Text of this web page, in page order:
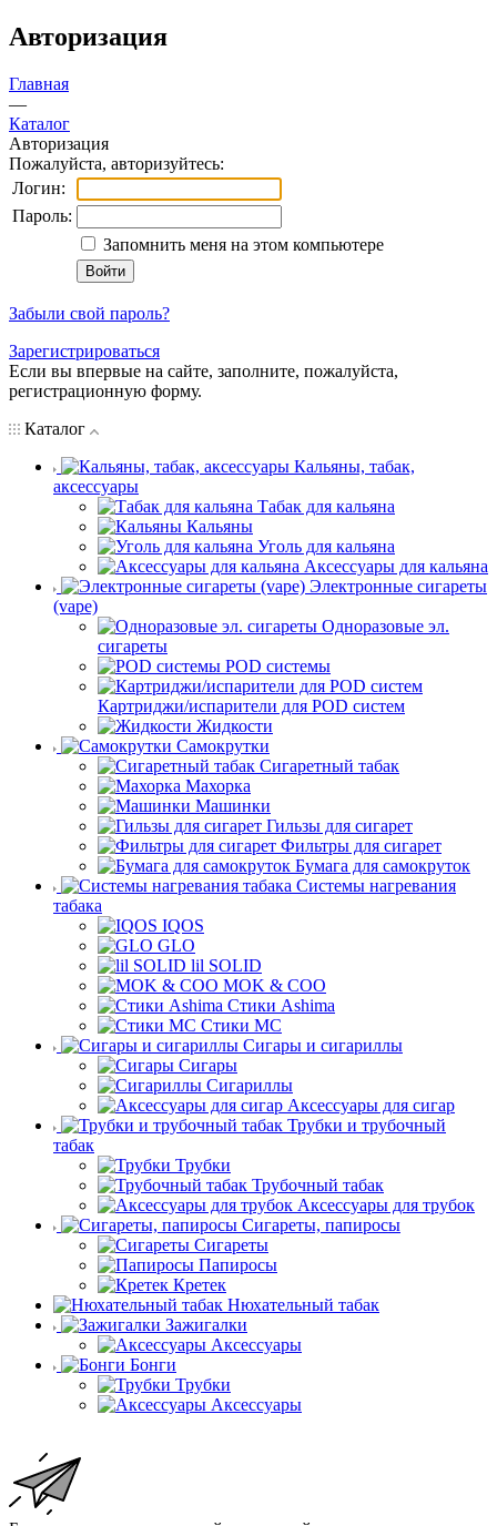
Авторизация
Главная
—
Каталог
Авторизация
Пожалуйста, авторизуйтесь:
Логин:
Пароль:
Запомнить меня на этом компьютере
Забыли свой пароль?
Зарегистрироваться
Если вы впервые на сайте, заполните, пожалуйста,
регистрационную форму.
Каталог
Кальяны, табак,
аксессуары
Табак для кальяна
Кальяны
Уголь для кальяна
Аксессуары для кальяна
Электронные сигареты
(vape)
Одноразовые эл.
сигареты
POD системы
Картриджи/испарители для POD систем
Жидкости
Самокрутки
Сигаретный табак
Махорка
Машинки
Гильзы для сигарет
Фильтры для сигарет
Бумага для самокруток
Системы нагревания
табака
IQOS
GLO
lil SOLID
MOK & COO
Стики Ashima
Стики MC
Сигары и сигариллы
Сигары
Сигариллы
Аксессуары для сигар
Трубки и трубочный
табак
Трубки
Трубочный табак
Аксессуары для трубок
Сигареты, папиросы
Сигареты
Папиросы
Кретек
Нюхательный табак
Зажигалки
Аксессуары
Бонги
Трубки
Аксессуары